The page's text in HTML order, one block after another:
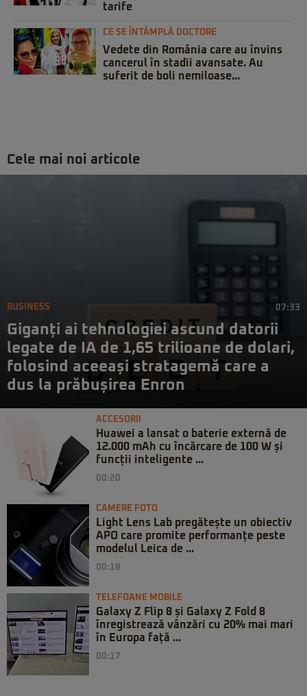
tarife
CE SE ÎNTÂMPLĂ DOCTORE
Vedete din România care au învins
cancerul în stadii avansate. Au
suferit de boli nemiloase...
Cele mai noi articole
BUSINESS 07:33
Giganți ai tehnologiei ascund datorii
legate de IA de 1,65 trilioane de dolari,
folosind aceeași stratagemă care a
dus la prăbușirea Enron
ACCESORII
Huawei a lansat o baterie externă de
12.000 mAh cu încărcare de 100 W și
funcții inteligente ...
00:20
CAMERE FOTO
Light Lens Lab pregătește un obiectiv
APO care promite performanțe peste
modelul Leica de ...
00:18
TELEFOANE MOBILE
Galaxy Z Flip 8 și Galaxy Z Fold 8
înregistrează vânzări cu 20% mai mari
în Europa față ...
00:17